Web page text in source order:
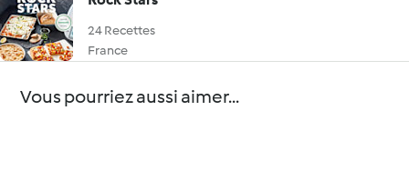
24 Recettes
France
Vous pourriez aussi aimer...